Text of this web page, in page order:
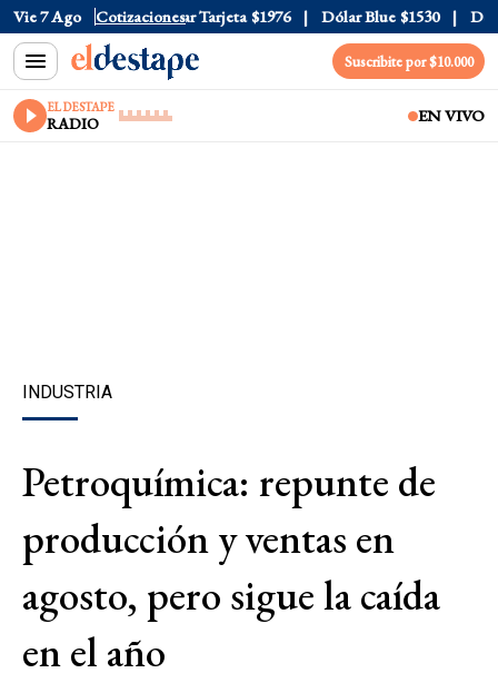
Vie 7 Ago Cotizaciones
Oficial $1520 Dólar Tarjeta $1976 Dólar Blue $1530 Dólar
Suscribite por $10.000
EL DESTAPE
RADIO EN VIVO
INDUSTRIA
Petroquímica: repunte de
producción y ventas en
agosto, pero sigue la caída
en el año